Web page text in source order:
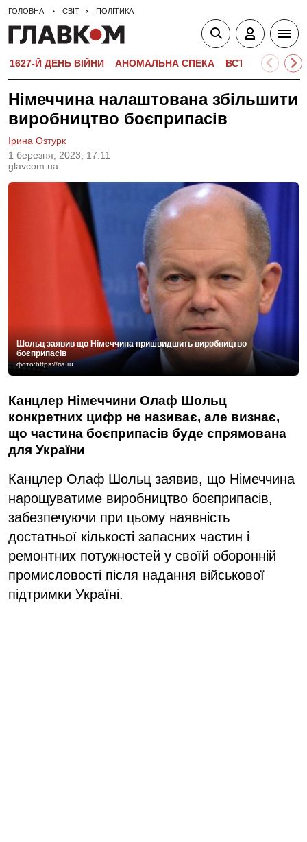
ГОЛОВНА СВІТ ПОЛІТИКА
1627-Й ДЕНЬ ВІЙНИ АНОМАЛЬНА СПЕКА ВСТУПНА
Німеччина налаштована збільшити
виробництво боєприпасів
1 березня, 2023, 17:11
glavcom.ua
Ірина Озтурк
Шольц заявив що Німеччина пришвидшить виробництво
боєприпасів
фото:https://ria.ru
Канцлер Німеччини Олаф Шольц
конкретних цифр не називає, але визнає,
що частина боєприпасів буде спрямована
для України
Канцлер Олаф Шольц заявив, що Німеччина
нарощуватиме виробництво боєприпасів,
забезпечуючи при цьому наявність
достатньої кількості запасних частин і
ремонтних потужностей у своїй оборонній
промисловості після надання військової
підтримки Україні.